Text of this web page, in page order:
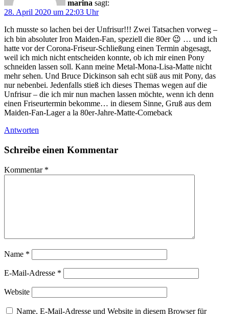
marina sagt:
28. April 2020 um 22:03 Uhr
Ich musste so lachen bei der Unfrisur!!! Zwei Tatsachen vorweg –
ich bin absoluter Iron Maiden-Fan, speziell die 80er 😉 … und ich
hatte vor der Corona-Friseur-Schließung einen Termin abgesagt,
weil ich mich nicht entscheiden konnte, ob ich mir einen Pony
schneiden lassen soll. Kann meine Metal-Mona-Lisa-Matte nicht
mehr sehen. Und Bruce Dickinson sah echt süß aus mit Pony, das
nur nebenbei. Jedenfalls stieß ich dieses Themas wegen auf die
Unfrisur – die ich mir nun machen lassen möchte, wenn ich denn
einen Friseurtermin bekomme… in diesem Sinne, Gruß aus dem
Maiden-Fan-Lager a la 80er-Jahre-Matte-Comeback
Antworten
Schreibe einen Kommentar
Kommentar *
Name *
E-Mail-Adresse *
Website
Name, E-Mail-Adresse und Website in diesem Browser für